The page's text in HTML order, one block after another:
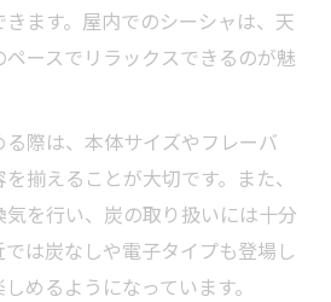
ます。屋内でのシーシャは、天
ースでリラックスできるのが魅
際は、本体サイズやフレーバ
揃えることが大切です。また、
を行い、炭の取り扱いには十分
は炭なしや電子タイプも登場し
めるようになっています。